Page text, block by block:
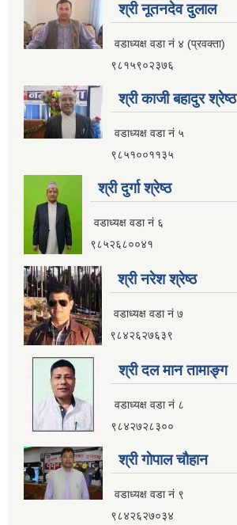
श्री नूतनदेव दुलाल
वडाध्यक्ष वडा नं ४ (प्रवक्ता)
९८१५९०२३७६
श्री काजी बहादुर श्रेष्ठ
वडाध्यक्ष वडा नं ५
९८५१००११३५
श्री दुर्गा श्रेष्ठ
वडाध्यक्ष वडा नं ६
९८५२६८००४१
श्री नरेश श्रेष्ठ
वडाध्यक्ष वडा नं ७
९८४२६२७६३९
श्री दल मान तामाङ्ग
वडाध्यक्ष वडा नं ८
९८४२७२८३००
श्री गाेपाल चाैहान
वडाध्यक्ष वडा नं ९
९८४२६२७०३४